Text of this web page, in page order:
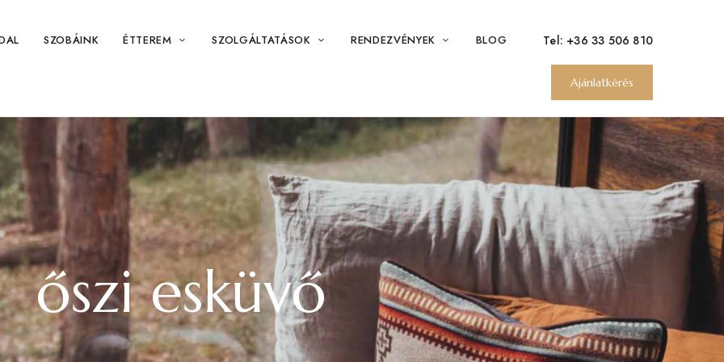
SZOBÁINK ÉTTEREM SZOLGÁLTATÁSOK RENDEZVÉNYEK BLOG Tel: +36 33 506 810
Ajánlatkérés
őszi esküvő